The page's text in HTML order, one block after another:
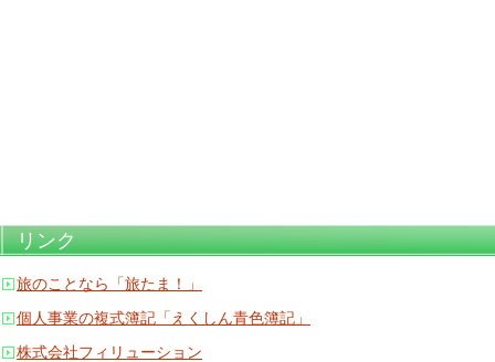
リンク
旅のことなら「旅たま！」
個人事業の複式簿記「えくしん青色簿記」
株式会社フィリューション